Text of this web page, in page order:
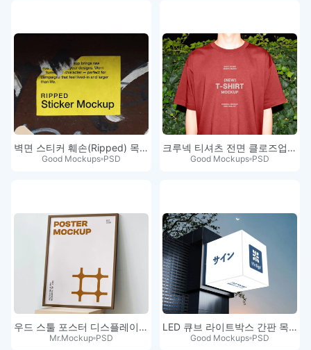
벽면 스티커 훼손(Ripped) 목업
Good Mockups PSD
크루넥 티셔츠 전면 클로즈업 목업
Good Mockups PSD
우드 스툴 포스터 디스플레이 목업
Mr.Mockup PSD
LED 큐브 라이트박스 간판 목업 PSD
Good Mockups PSD